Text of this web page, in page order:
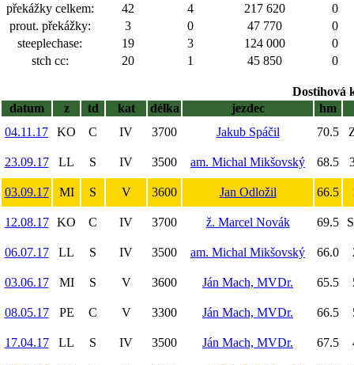
překážky celkem:
42 4 217 620
0
prout. překážky:
3 0 47 770
0
steeplechase:
19 3 124 000
0
stch cc:
20 1 45 850 0
Dostihová
datum
z td kat délka jezdec hm
04.11.17
KO C IV 3700 Jakub Spáčil 70.5
23.09.17 LL S IV 3500 am. Michal Mikšovský 68.5
03.09.17 MI S V 3600 Jan Odložil 66.5
12.08.17 KO C IV 3700 ž. Marcel Novák 69.5
06.07.17 LL S IV 3500 am. Michal Mikšovský 66.0
03.06.17 MI S V 3600 Ján Mach, MVDr. 65.5
08.05.17 PE C V 3300 Ján Mach, MVDr. 66.5
17.04.17 LL S IV 3500 Ján Mach, MVDr. 67.5